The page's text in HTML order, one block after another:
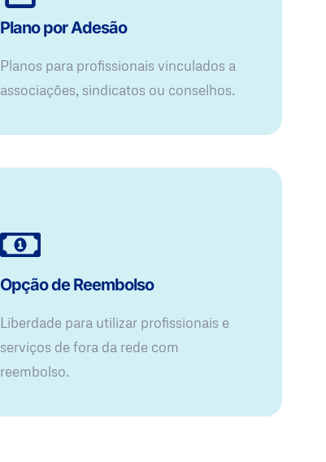
Plano por Adesão
Planos para profissionais vinculados a
associações, sindicatos ou conselhos.
Opção de Reembolso
Liberdade para utilizar profissionais e
serviços de fora da rede com
reembolso.